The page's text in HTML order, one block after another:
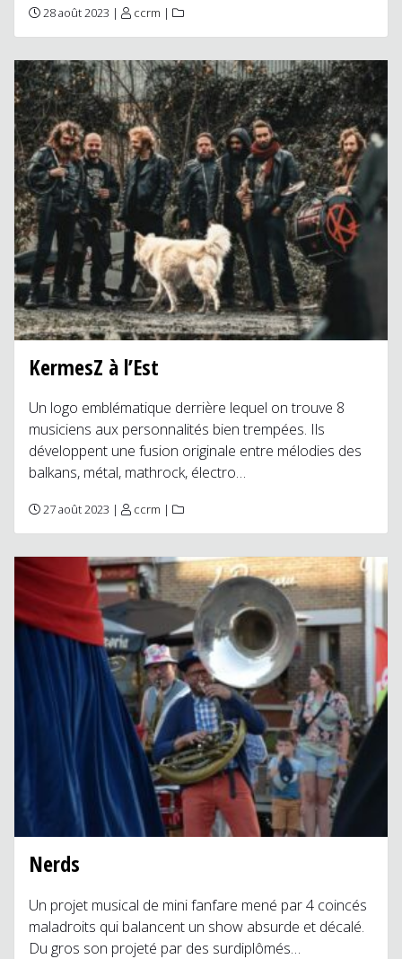
28 août 2023 | ccrm |
KermesZ à l’Est
Un logo emblématique derrière lequel on trouve 8
musiciens aux personnalités bien trempées. Ils
développent une fusion originale entre mélodies des
balkans, métal, mathrock, électro…
27 août 2023 | ccrm |
Nerds
Un projet musical de mini fanfare mené par 4 coincés
maladroits qui balancent un show absurde et décalé.
Du gros son projeté par des surdiplômés…